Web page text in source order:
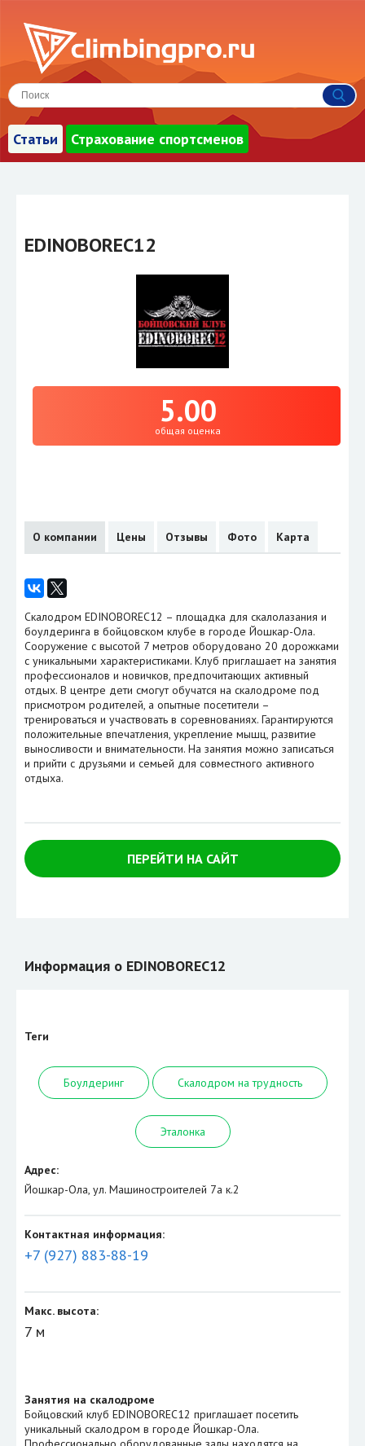
Статьи Страхование спортсменов
EDINOBOREC12
5.00
общая оценка
О компании Цены Отзывы Фото Карта
Скалодром EDINOBOREC12 – площадка для скалолазания и
боулдеринга в бойцовском клубе в городе Йошкар-Ола.
Сооружение с высотой 7 метров оборудовано 20 дорожками
с уникальными характеристиками. Клуб приглашает на занятия
профессионалов и новичков, предпочитающих активный
отдых. В центре дети смогут обучатся на скалодроме под
присмотром родителей, а опытные посетители –
тренироваться и участвовать в соревнованиях. Гарантируются
положительные впечатления, укрепление мышц, развитие
выносливости и внимательности. На занятия можно записаться
и прийти с друзьями и семьей для совместного активного
отдыха.
ПЕРЕЙТИ НА САЙТ
Информация о EDINOBOREC12
Теги
Боулдеринг Скалодром на трудность
Эталонка
Адрес:
Йошкар-Ола, ул. Машиностроителей 7а к.2
Контактная информация:
+7 (927) 883-88-19
Макс. высота:
7 м
Занятия на скалодроме
Бойцовский клуб EDINOBOREC12 приглашает посетить
уникальный скалодром в городе Йошкар-Ола.